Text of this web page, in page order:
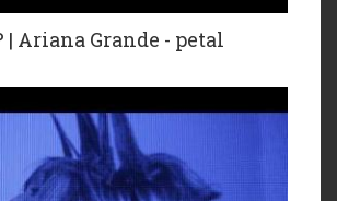
| Ariana Grande - petal